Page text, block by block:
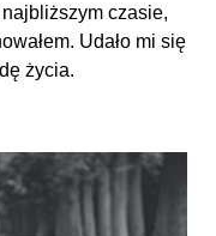
czasie,
Udało mi się
życia.